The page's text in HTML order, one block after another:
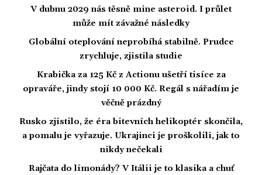
V dubnu 2029 nás těsně mine asteroid. I průlet
může mít závažné následky
Globální oteplování neprobíhá stabilně. Prudce
zrychluje, zjistila studie
Krabička za 125 Kč z Actionu ušetří tisíce za
opraváře, jindy stojí 10 000 Kč. Regál s nářadím je
věčně prázdný
Rusko zjistilo, že éra bitevních helikoptér skončila,
a pomalu je vyřazuje. Ukrajinci je proškolili, jak to
nikdy nečekali
Rajčata do limonády? V Itálii je to klasika a chuť